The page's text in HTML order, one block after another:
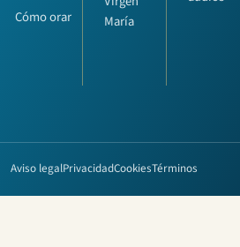
Cómo orar
María
Aviso legalPrivacidadCookiesTérminos